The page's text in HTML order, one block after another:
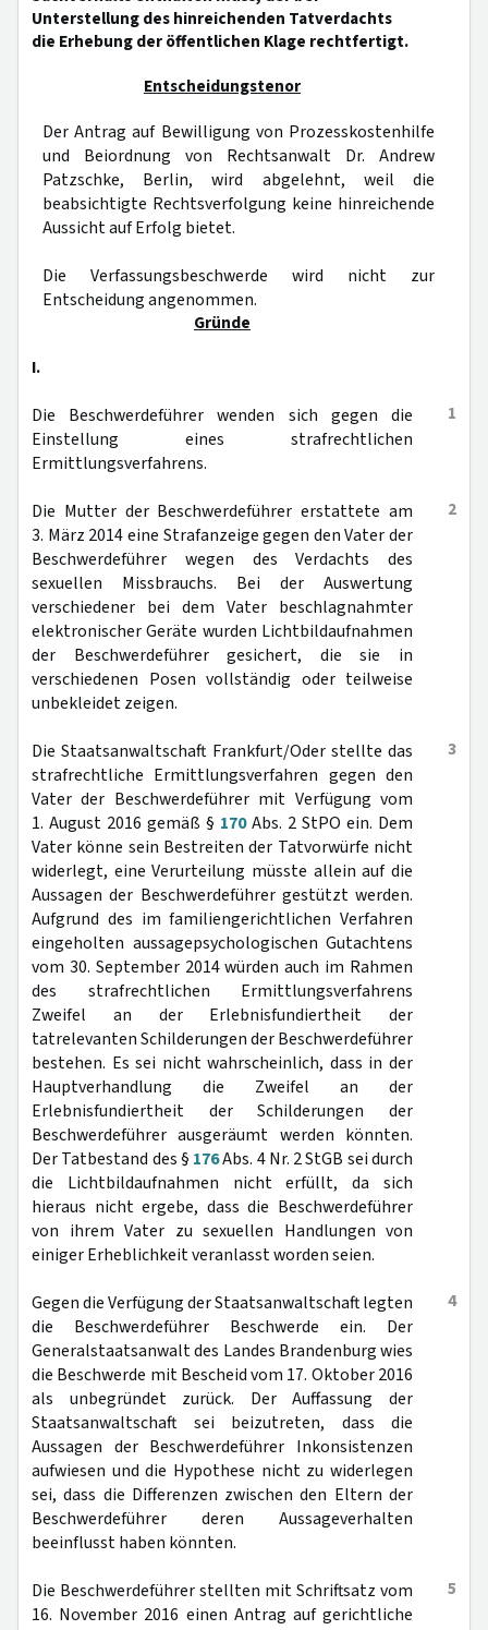
Unterstellung des hinreichenden Tatverdachts
die Erhebung der öffentlichen Klage rechtfertigt.
Entscheidungstenor
Der Antrag auf Bewilligung von Prozesskostenhilfe
und Beiordnung von Rechtsanwalt Dr. Andrew
Patzschke, Berlin, wird abgelehnt, weil die
beabsichtigte Rechtsverfolgung keine hinreichende
Aussicht auf Erfolg bietet.
Die Verfassungsbeschwerde wird nicht zur
Entscheidung angenommen.
Gründe
I.
1
Die Beschwerdeführer wenden sich gegen die
Einstellung eines strafrechtlichen
Ermittlungsverfahrens.
2
Die Mutter der Beschwerdeführer erstattete am
3. März 2014 eine Strafanzeige gegen den Vater der
Beschwerdeführer wegen des Verdachts des
sexuellen Missbrauchs. Bei der Auswertung
verschiedener bei dem Vater beschlagnahmter
elektronischer Geräte wurden Lichtbildaufnahmen
der Beschwerdeführer gesichert, die sie in
verschiedenen Posen vollständig oder teilweise
unbekleidet zeigen.
3
Die Staatsanwaltschaft Frankfurt/Oder stellte das
strafrechtliche Ermittlungsverfahren gegen den
Vater der Beschwerdeführer mit Verfügung vom
1. August 2016 gemäß § 170Abs. 2 StPO ein. Dem
Vater könne sein Bestreiten der Tatvorwürfe nicht
widerlegt, eine Verurteilung müsste allein auf die
Aussagen der Beschwerdeführer gestützt werden.
Aufgrund des im familiengerichtlichen Verfahren
eingeholten aussagepsychologischen Gutachtens
vom 30. September 2014 würden auch im Rahmen
des strafrechtlichen Ermittlungsverfahrens
Zweifel an der Erlebnisfundiertheit der
tatrelevanten Schilderungen der Beschwerdeführer
bestehen. Es sei nicht wahrscheinlich, dass in der
Hauptverhandlung die Zweifel an der
Erlebnisfundiertheit der Schilderungen der
Beschwerdeführer ausgeräumt werden könnten.
Der Tatbestand des § 176Abs. 4 Nr. 2 StGB sei durch
die Lichtbildaufnahmen nicht erfüllt, da sich
hieraus nicht ergebe, dass die Beschwerdeführer
von ihrem Vater zu sexuellen Handlungen von
einiger Erheblichkeit veranlasst worden seien.
4
Gegen die Verfügung der Staatsanwaltschaft legten
die Beschwerdeführer Beschwerde ein. Der
Generalstaatsanwalt des Landes Brandenburg wies
die Beschwerde mit Bescheid vom 17. Oktober 2016
als unbegründet zurück. Der Auffassung der
Staatsanwaltschaft sei beizutreten, dass die
Aussagen der Beschwerdeführer Inkonsistenzen
aufwiesen und die Hypothese nicht zu widerlegen
sei, dass die Differenzen zwischen den Eltern der
Beschwerdeführer deren Aussageverhalten
beeinflusst haben könnten.
5
Die Beschwerdeführer stellten mit Schriftsatz vom
16. November 2016 einen Antrag auf gerichtliche